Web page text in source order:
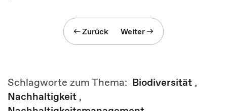
Zurück Weiter
Schlagworte zum Thema: Biodiversität ,
Nachhaltigkeit ,